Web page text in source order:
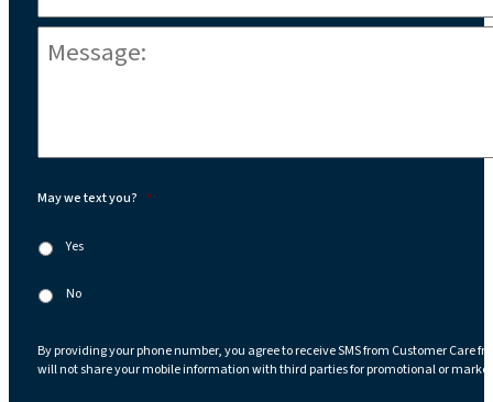
May we text you? *
Yes
No
By providing your phone number, you agree to receive SMS from Customer Care
will not share your mobile information with third parties for promotional or